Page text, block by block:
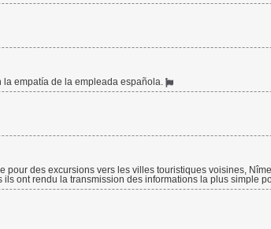
empatía de la empleada española.
des excursions vers les villes touristiques voisines,
ont rendu la transmission des informations la plus simple